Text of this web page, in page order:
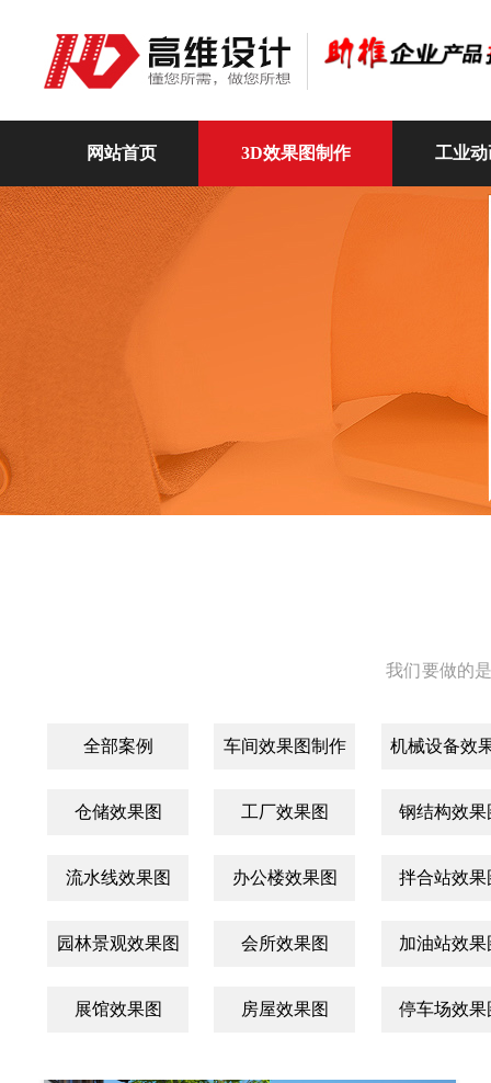
高维动画
网站首页 3D效果图制作 工业
关于我们
我们要做的
全部案例 车间效果图制作 机械设备效
仓储效果图 工厂效果图 钢结构效果
流水线效果图 办公楼效果图 拌合站效果
园林景观效果图 会所效果图 加油站效果
展馆效果图 房屋效果图 停车场效果